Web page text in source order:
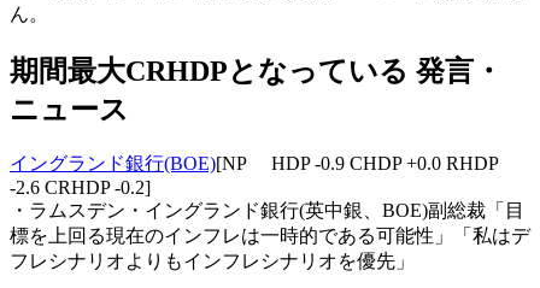
ん。
期間最大CRHDPとなっている 発言・
ニュース
イングランド銀行(BOE)[NP HDP -0.9 CHDP +0.0 RHDP
-2.6 CRHDP -0.2]
・ラムスデン・イングランド銀行(英中銀、BOE)副総裁「目
標を上回る現在のインフレは一時的である可能性」「私はデ
フレシナリオよりもインフレシナリオを優先」